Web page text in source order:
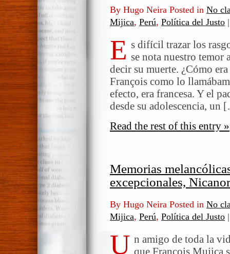
By Hugo Neira Posted in No
Mijica, Perú, Política del Justo |
E s difícil trazar los
se nota nuestro temor
decir su muerte. ¿Cómo
François como lo
efecto, era francesa. Y el
desde su adolescencia, un
Read the rest of this entry »
Memorias
excepcionales,
By Hugo Neira Posted in No
Mijica, Perú, Política del Justo |
U n amigo de toda la
que François Mujica